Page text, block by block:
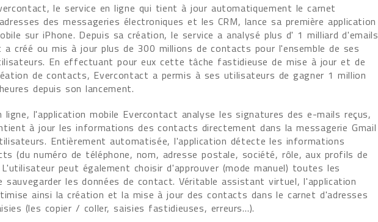
le service en ligne qui tient à jour automatiquement le carnet
des messageries électroniques et les CRM, lance sa première application
sur iPhone. Depuis sa création, le service a analysé plus d' 1 milliard d'emails
a créé ou mis à jour plus de 300 millions de contacts pour l'ensemble de ses
En effectuant pour eux cette tâche fastidieuse de mise à jour et de
de contacts, Evercontact a permis à ses utilisateurs de gagner 1 million
depuis son lancement.
l'application mobile Evercontact analyse les signatures des e-mails reçus,
à jour les informations des contacts directement dans la messagerie Gmail
Entièrement automatisée, l'application détecte les informations
(du numéro de téléphone, nom, adresse postale, société, rôle, aux profils de
peut également choisir d'approuver (mode manuel) toutes les
les données de contact. Véritable assistant virtuel, l'application
ainsi la création et la mise à jour des contacts dans le carnet d'adresses
(les copier / coller, saisies fastidieuses, erreurs…).